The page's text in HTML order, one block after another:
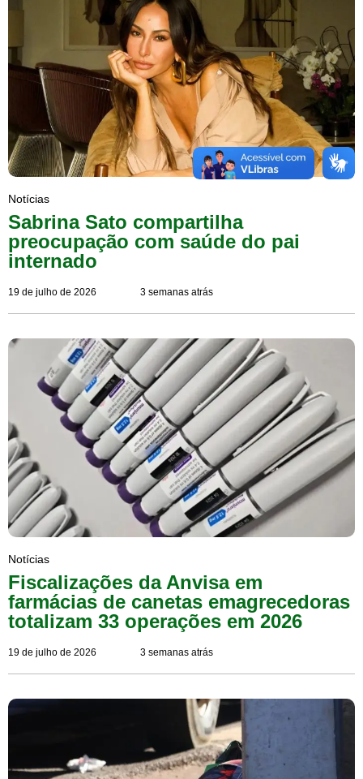
Notícias
Sabrina Sato compartilha
preocupação com saúde do pai
internado
19 de julho de 2026 3 semanas atrás
Notícias
Fiscalizações da Anvisa em
farmácias de canetas emagrecedoras
totalizam 33 operações em 2026
19 de julho de 2026 3 semanas atrás